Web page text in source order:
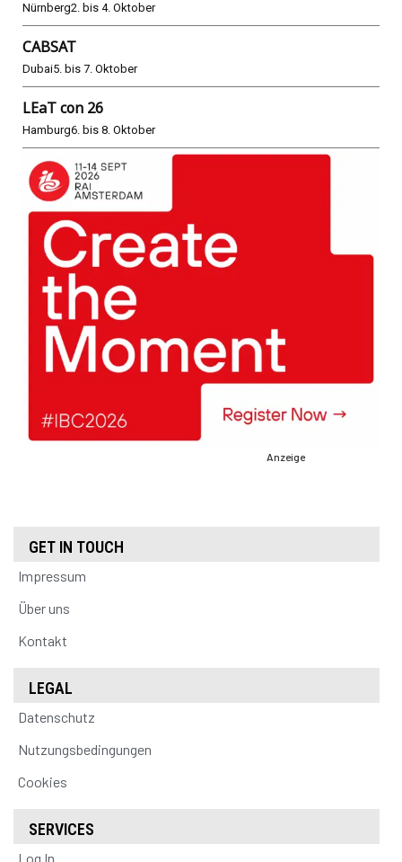
Nürnberg2. bis 4. Oktober
CABSAT
Dubai5. bis 7. Oktober
LEaT con 26
Hamburg6. bis 8. Oktober
Anzeige
GET IN TOUCH
Impressum
Über uns
Kontakt
LEGAL
Datenschutz
Nutzungsbedingungen
Cookies
SERVICES
Log In